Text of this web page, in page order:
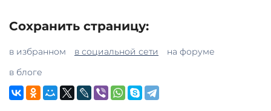
Сохранить страницу:
в избранном в социальной сети
на форуме
в блоге